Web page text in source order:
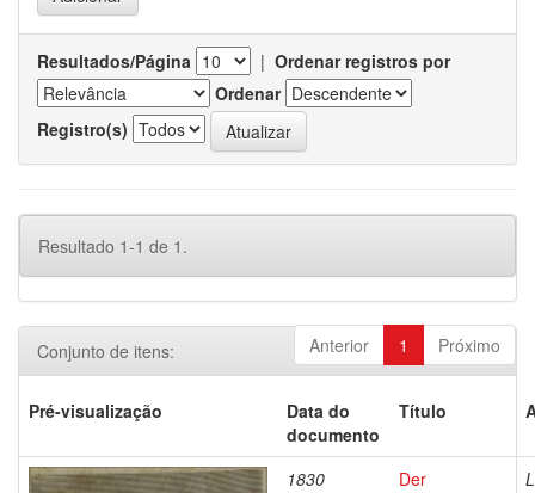
Resultados/Página | Ordenar registros por
Ordenar
Registro(s)
Resultado 1-1 de 1.
Anterior 1 Próximo
Conjunto de itens:
Pré-visualização
Data do
documento
Título
1830
Der